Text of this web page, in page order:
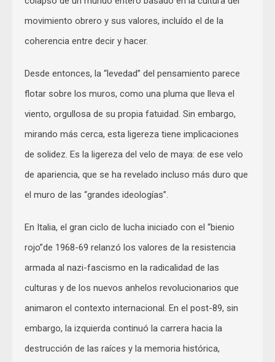
movimiento obrero y sus valores, incluído el de la
coherencia entre decir y hacer.
Desde entonces, la “levedad” del pensamiento parece
flotar sobre los muros, como una pluma que lleva el
viento, orgullosa de su propia fatuidad. Sin embargo,
mirando más cerca, esta ligereza tiene implicaciones
de solidez. Es la ligereza del velo de maya: de ese velo
de apariencia, que se ha revelado incluso más duro que
el muro de las “grandes ideologías”.
En Italia, el gran ciclo de lucha iniciado con el “bienio
rojo”de 1968-69 relanzó los valores de la resistencia
armada al nazi-fascismo en la radicalidad de las
culturas y de los nuevos anhelos revolucionarios que
animaron el contexto internacional. En el post-89, sin
embargo, la izquierda continuó la carrera hacia la
destrucción de las raíces y la memoria histórica,